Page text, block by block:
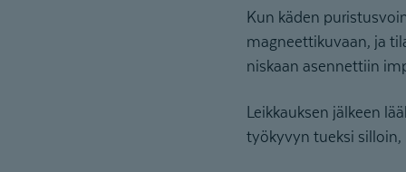
Kun käden
magneettikuvaan, ja
niskaan asennettiin
Leikkauksen jälkeen
työkyvyn tueksi silloin,